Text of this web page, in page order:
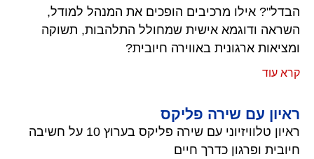
הבדל"? אילו מרכיבים הופכים את המנהל למודל,
השראה ודוגמא אישית שמחולל התלהבות, תשוקה
ומציאות ארגונית באווירה חיובית?
קרא עוד
ראיון עם שירה פליקס
ראיון טלוויזיוני עם שירה פליקס בערוץ 10 על חשיבה
חיובית ופרגון כדרך חיים